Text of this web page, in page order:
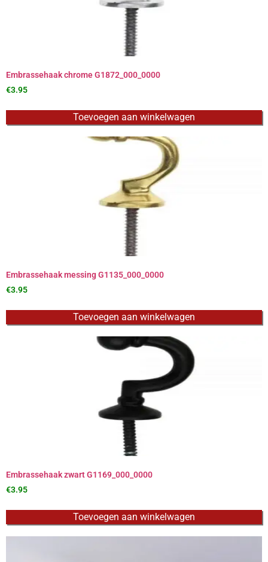
Embrassehaak chrome G1872_000_0000
€3.95
Toevoegen aan winkelwagen
Embrassehaak messing G1135_000_0000
€3.95
Toevoegen aan winkelwagen
Embrassehaak zwart G1169_000_0000
€3.95
Toevoegen aan winkelwagen